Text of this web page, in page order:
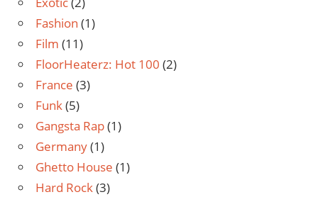
Fashion (1)
Film (11)
FloorHeaterz: Hot 100 (2)
France (3)
Funk(5)
Gangsta Rap(1)
Germany(1)
Ghetto House (1)
Hard Rock(3)